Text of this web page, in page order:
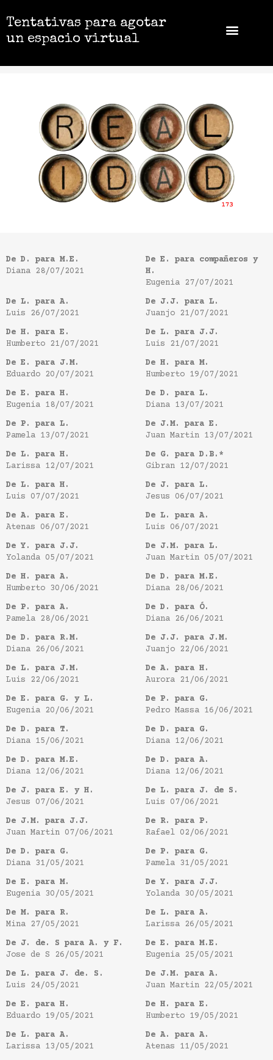
Tentativas para agotar
un espacio virtual
De D. para M.E.
Diana 28/07/2021
De E. para compañeros y
H.
Eugenia 27/07/2021
De L. para A.
Luis 26/07/2021
De J.J. para L.
Juanjo 21/07/2021
De H. para E.
Humberto 21/07/2021
De L. para J.J.
Luis 21/07/2021
De E. para J.M.
Eduardo 20/07/2021
De H. para M.
Humberto 19/07/2021
De E. para H.
Eugenia 18/07/2021
De D. para L.
Diana 13/07/2021
De P. para L.
Pamela 13/07/2021
De J.M. para E.
Juan Martin 13/07/2021
De L. para H.
Larissa 12/07/2021
De G. para D.B.*
Gibran 12/07/2021
De L. para H.
Luis 07/07/2021
De J. para L.
Jesus 06/07/2021
De A. para E.
Atenas 06/07/2021
De L. para A.
Luis 06/07/2021
De Y. para J.J.
Yolanda 05/07/2021
De J.M. para L.
Juan Martin 05/07/2021
De H. para A.
Humberto 30/06/2021
De D. para M.E.
Diana 28/06/2021
De P. para A.
Pamela 28/06/2021
De D. para Ó.
Diana 26/06/2021
De D. para R.M.
Diana 26/06/2021
De J.J. para J.M.
Juanjo 22/06/2021
De L. para J.M.
Luis 22/06/2021
De A. para H.
Aurora 21/06/2021
De E. para G. y L.
Eugenia 20/06/2021
De P. para G.
Pedro Massa 16/06/2021
De D. para T.
Diana 15/06/2021
De D. para G.
Diana 12/06/2021
De D. para M.E.
Diana 12/06/2021
De D. para A.
Diana 12/06/2021
De J. para E. y H.
Jesus 07/06/2021
De L. para J. de S.
Luis 07/06/2021
De J.M. para J.J.
Juan Martin 07/06/2021
De R. para P.
Rafael 02/06/2021
De D. para G.
Diana 31/05/2021
De P. para G.
Pamela 31/05/2021
De E. para M.
Eugenia 30/05/2021
De Y. para J.J.
Yolanda 30/05/2021
De M. para R.
Mina 27/05/2021
De L. para A.
Larissa 26/05/2021
De J. de. S para A. y F.
Jose de S 26/05/2021
De E. para M.E.
Eugenia 25/05/2021
De L. para J. de. S.
Luis 24/05/2021
De J.M. para A.
Juan Martin 22/05/2021
De E. para H.
Eduardo 19/05/2021
De H. para E.
Humberto 19/05/2021
De L. para A.
Larissa 13/05/2021
De A. para A.
Atenas 11/05/2021